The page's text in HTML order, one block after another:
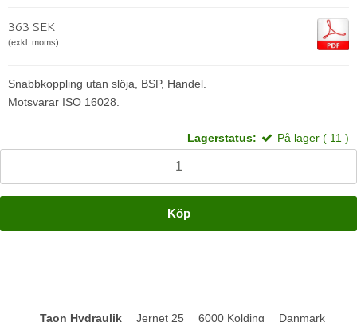
363 SEK
(exkl. moms)
Snabbkoppling utan slöja, BSP, Handel.
Motsvarar ISO 16028.
Lagerstatus: På lager ( 11 )
Köp
Taon Hydraulik Jernet 25 6000 Kolding Danmark